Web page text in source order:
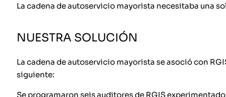
La cadena de autoservicio mayorista necesitaba una
NUESTRA SOLUCIÓN
La cadena de autoservicio mayorista se asoció con
siguiente:
Se programaron seis auditores de RGIS